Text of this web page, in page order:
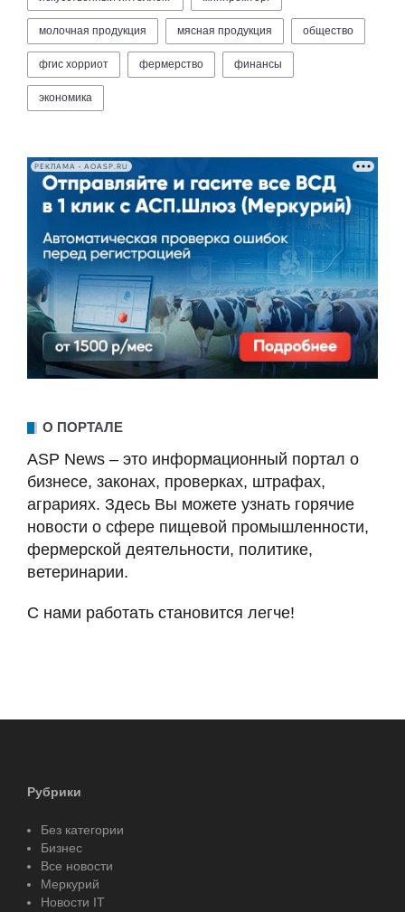
молочная продукция мясная продукция общество
фгис хорриот фермерство финансы
экономика
РЕКЛАМА • AOASP.RU
О ПОРТАЛЕ
ASP News – это информационный портал о
бизнесе, законах, проверках, штрафах,
аграриях. Здесь Вы можете узнать горячие
новости о сфере пищевой промышленности,
фермерской деятельности, политике,
ветеринарии.
С нами работать становится легче!
Рубрики
Без категории
Бизнес
Все новости
Меркурий
Новости IT